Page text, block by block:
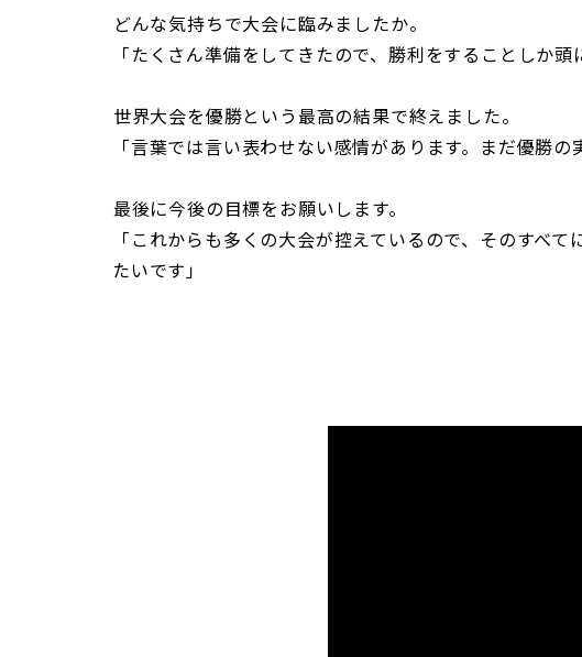
――どんな気持ちで大会に臨みましたか。
「たくさん準備をしてきたので、勝利をすることしか頭
――世界大会を優勝という最高の結果で終えました。
「言葉では言い表わせない感情があります。まだ優勝
――最後に今後の目標をお願いします。
「これからも多くの大会が控えているので、そのすべ
たいです」